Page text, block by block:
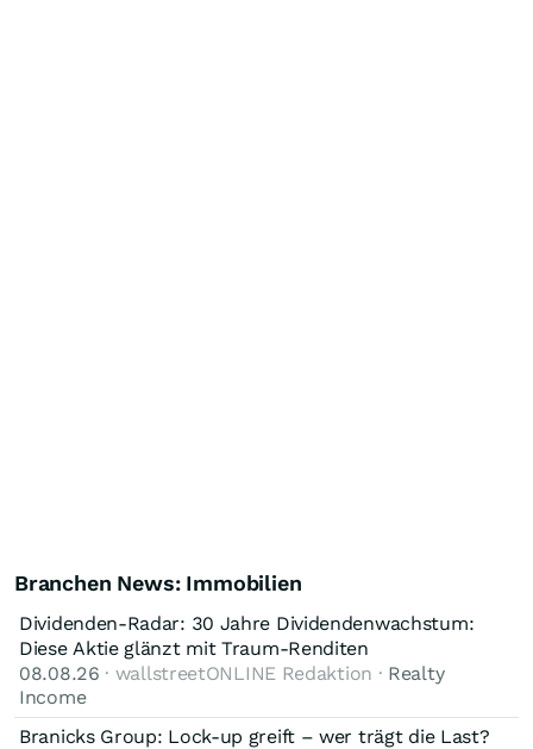
Branchen News: Immobilien
Dividenden-Radar: 30 Jahre Dividendenwachstum:
Diese Aktie glänzt mit Traum-Renditen
08.08.26 · wallstreetONLINE Redaktion · Realty
Income
Branicks Group: Lock-up greift – wer trägt die Last?